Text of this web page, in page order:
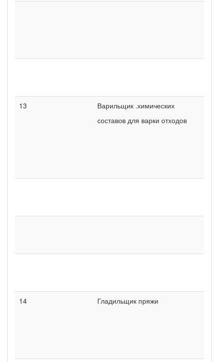
13
Варильщик .химических
составов для варки отходов
14 Гладильщик пряжи